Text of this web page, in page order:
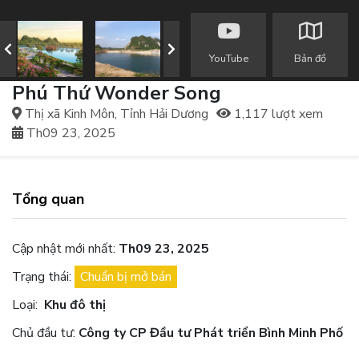
YouTube Bản đồ
Phú Thứ Wonder Song
Thị xã Kinh Môn, Tỉnh Hải Dương
1,117 lượt xem
Th09 23, 2025
Tổng quan
Cập nhật mới nhất: Th09 23, 2025
Trạng thái: Chuẩn bị mở bán
Loại: Khu đô thị
Chủ đầu tư: Công ty CP Đầu tư Phát triển Bình Minh Phố